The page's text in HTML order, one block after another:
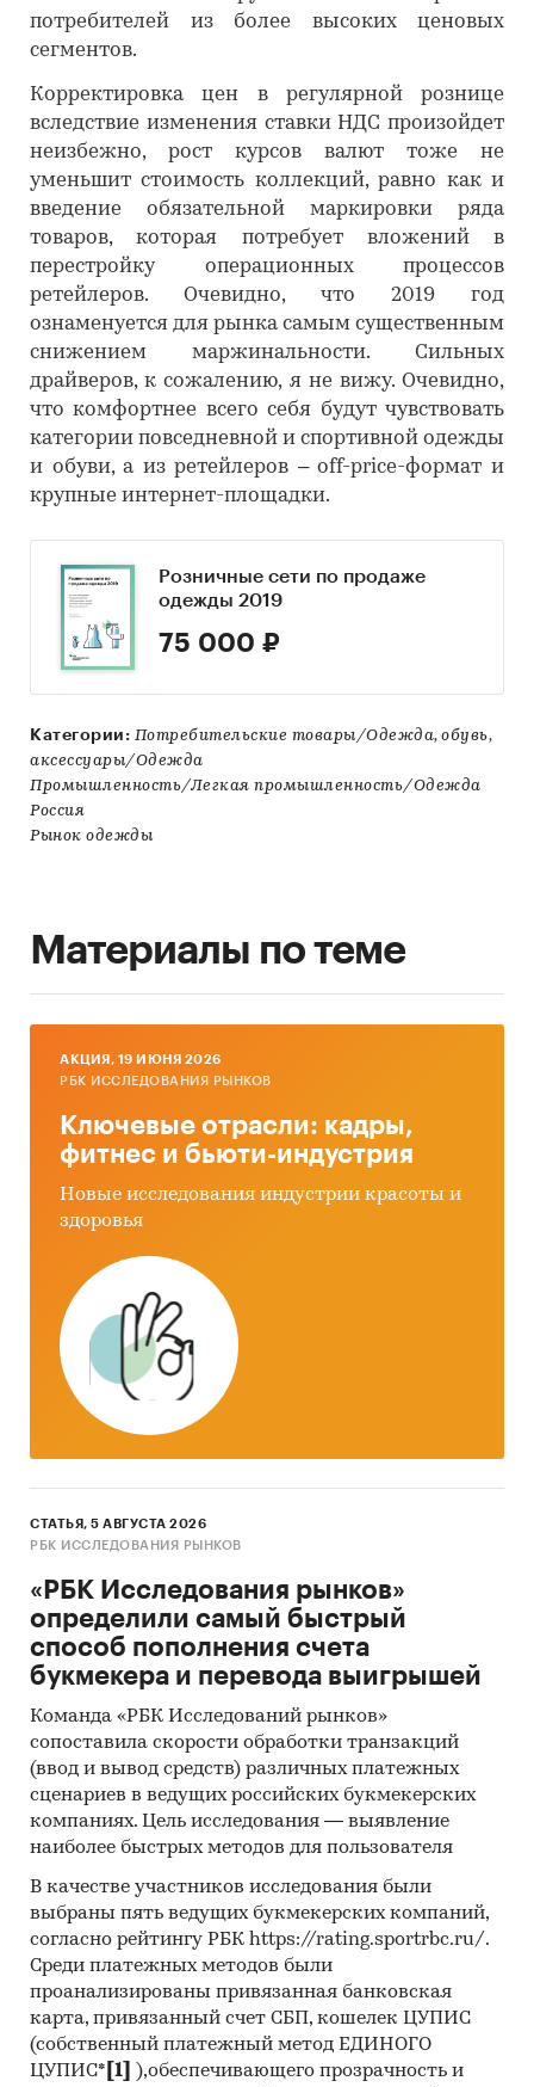
потребителей из более высоких ценовых
сегментов.
Корректировка цен в регулярной рознице
вследствие изменения ставки НДС произойдет
неизбежно, рост курсов валют тоже не
уменьшит стоимость коллекций, равно как и
введение обязательной маркировки ряда
товаров, которая потребует вложений в
перестройку операционных процессов
ретейлеров. Очевидно, что 2019 год
ознаменуется для рынка самым существенным
снижением маржинальности. Сильных
драйверов, к сожалению, я не вижу. Очевидно,
что комфортнее всего себя будут чувствовать
категории повседневной и спортивной одежды
и обуви, а из ретейлеров – off-price-формат и
крупные интернет-площадки.
Розничные сети по продаже
одежды 2019
75 000 ₽
Категории: Потребительские товары/Одежда, обувь,
аксессуары/Одежда
Промышленность/Легкая промышленность/Одежда
Россия
Рынок одежды
Материалы по теме
AКЦИЯ, 19 ИЮНЯ 2026
РБК ИССЛЕДОВАНИЯ РЫНКОВ
Ключевые отрасли: кадры,
фитнес и бьюти-индустрия
Новые исследования индустрии красоты и
здоровья
СТАТЬЯ, 5 АВГУСТА 2026
РБК ИССЛЕДОВАНИЯ РЫНКОВ
«РБК Исследования рынков»
определили самый быстрый
способ пополнения счета
букмекера и перевода выигрышей
Команда «РБК Исследований рынков»
сопоставила скорости обработки транзакций
(ввод и вывод средств) различных платежных
сценариев в ведущих российских букмекерских
компаниях. Цель исследования — выявление
наиболее быстрых методов для пользователя
В качестве участников исследования были
выбраны пять ведущих букмекерских компаний,
согласно рейтингу РБК https://rating.sportrbc.ru/.
Среди платежных методов были
проанализированы привязанная банковская
карта, привязанный счет СБП, кошелек ЦУПИС
(собственный платежный метод ЕДИНОГО
ЦУПИС* [1]
),обеспечивающего прозрачность и